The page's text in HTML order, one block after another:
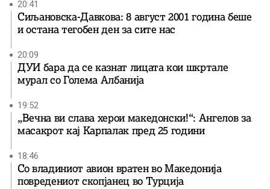
20:41
Сиљановска-Давкова: 8 август 2001 година беше
и остана тегобен ден за сите нас
20:09
ДУИ бара да се казнат лицата кои шкртале
мурал со Голема Албанија
19:52
„Вечна ви слава херои македонски!“: Ангелов за
масакрот кај Карпалак пред 25 години
18:46
Со владиниот авион вратен во Македонија
повредениот скопјанец во Турција